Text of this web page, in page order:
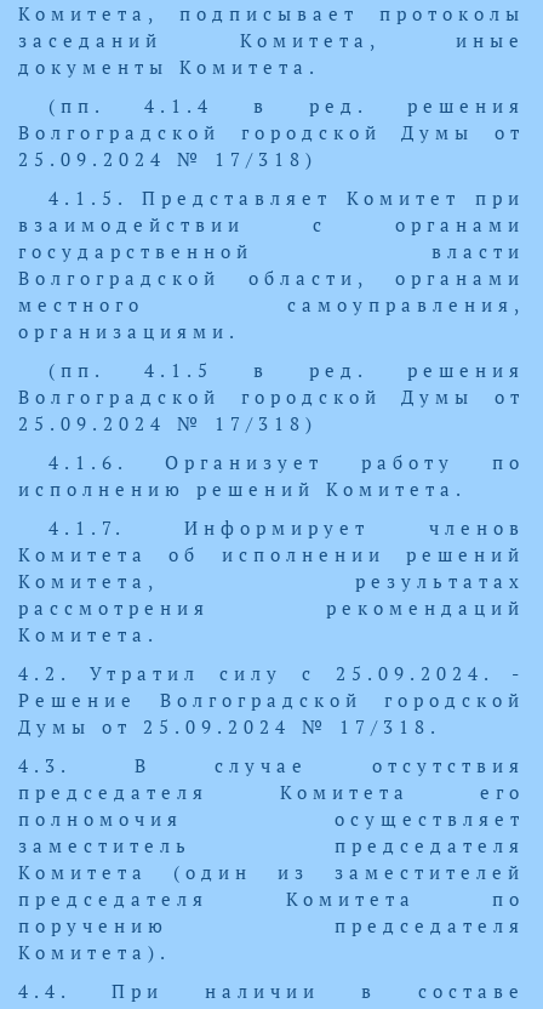
Комитета, подписывает протоколы
заседаний Комитета, иные
документы Комитета.
(пп. 4.1.4 в ред. решения
Волгоградской городской Думы от
25.09.2024 № 17/318)
4.1.5. Представляет Комитет при
взаимодействии с органами
государственной власти
Волгоградской области, органами
местного самоуправления,
организациями.
(пп. 4.1.5 в ред. решения
Волгоградской городской Думы от
25.09.2024 № 17/318)
4.1.6. Организует работу по
исполнению решений Комитета.
4.1.7. Информирует членов
Комитета об исполнении решений
Комитета, результатах
рассмотрения рекомендаций
Комитета.
4.2. Утратил силу с 25.09.2024. -
Решение Волгоградской городской
Думы от 25.09.2024 № 17/318.
4.3. В случае отсутствия
председателя Комитета его
полномочия осуществляет
заместитель председателя
Комитета (один из заместителей
председателя Комитета по
поручению председателя
Комитета).
4.4. При наличии в составе